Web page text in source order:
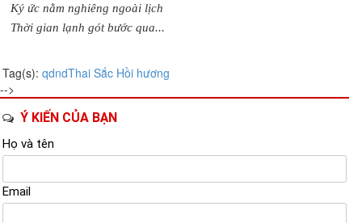
Ký ức nằm nghiêng ngoài lịch
Thời gian lạnh gót bước qua...
Tag(s): qdndThai Sắc Hồi hương
-->
Ý KIẾN CỦA BẠN
Họ và tên
Email